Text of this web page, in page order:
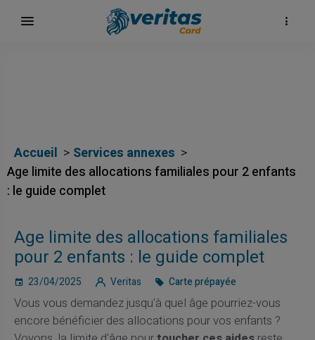
Accueil
Services annexes
Age limite des allocations familiales pour 2 enfants
: le guide complet
Age limite des allocations familiales
pour 2 enfants : le guide complet
23/04/2025 Veritas Carte prépayée
Vous vous demandez jusqu'à quel âge pourriez-vous
encore bénéficier des allocations pour vos enfants ?